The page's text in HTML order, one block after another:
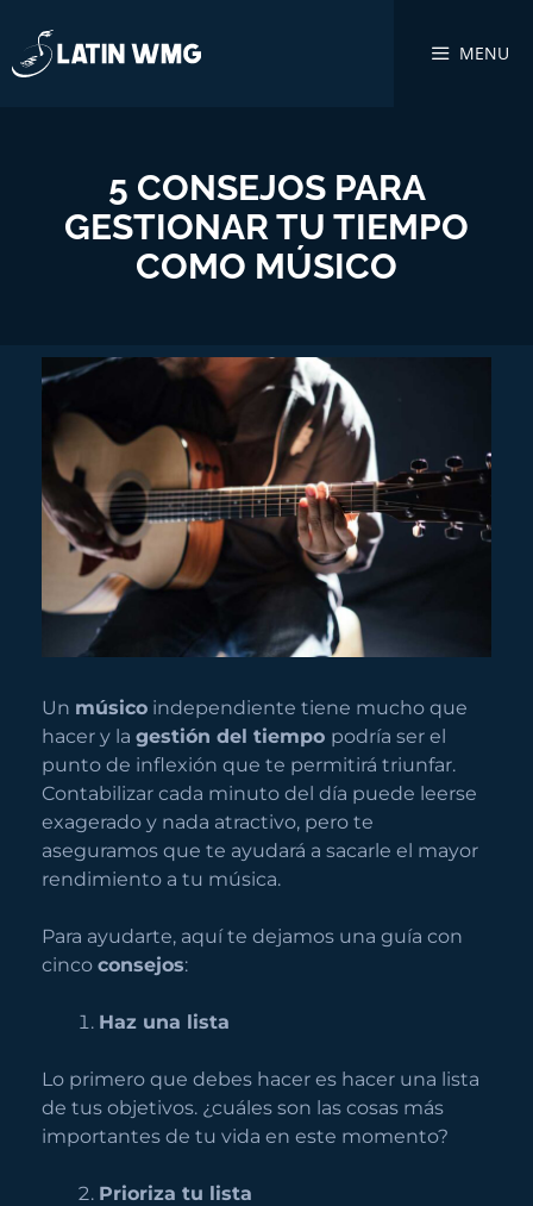
MENU
5 CONSEJOS PARA
GESTIONAR TU TIEMPO
COMO MÚSICO
Un músico independiente tiene mucho que
hacer y la gestión del tiempo podría ser el
punto de inflexión que te permitirá triunfar.
Contabilizar cada minuto del día puede leerse
exagerado y nada atractivo, pero te
aseguramos que te ayudará a sacarle el mayor
rendimiento a tu música.
Para ayudarte, aquí te dejamos una guía con
cinco consejos:
Haz una lista
Lo primero que debes hacer es hacer una lista
de tus objetivos. ¿cuáles son las cosas más
importantes de tu vida en este momento?
Prioriza tu lista